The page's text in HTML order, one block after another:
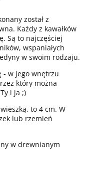
został z
Każdy z kawałków
Są to najczęściej
wspaniałych
w swoim rodzaju.
- w jego wnętrzu
który można
i ja ;)
to 4 cm. W
lub rzemień
w drewnianym